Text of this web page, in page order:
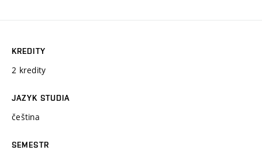
KREDITY
2 kredity
JAZYK STUDIA
čeština
SEMESTR